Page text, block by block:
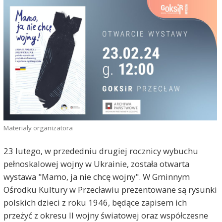
Materiały organizatora
23 lutego, w przededniu drugiej rocznicy wybuchu
pełnoskalowej wojny w Ukrainie, została otwarta
wystawa "Mamo, ja nie chcę wojny". W Gminnym
Ośrodku Kultury w Przecławiu prezentowane są rysunki
polskich dzieci z roku 1946, będące zapisem ich
przeżyć z okresu II wojny światowej oraz współczesne